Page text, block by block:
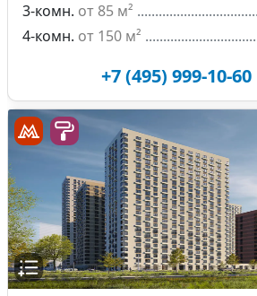
3-комн. от 85 м²
4-комн. от 150 м²
+7 (495) 999-10-60